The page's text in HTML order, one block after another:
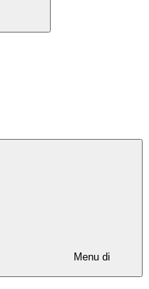
Menu di